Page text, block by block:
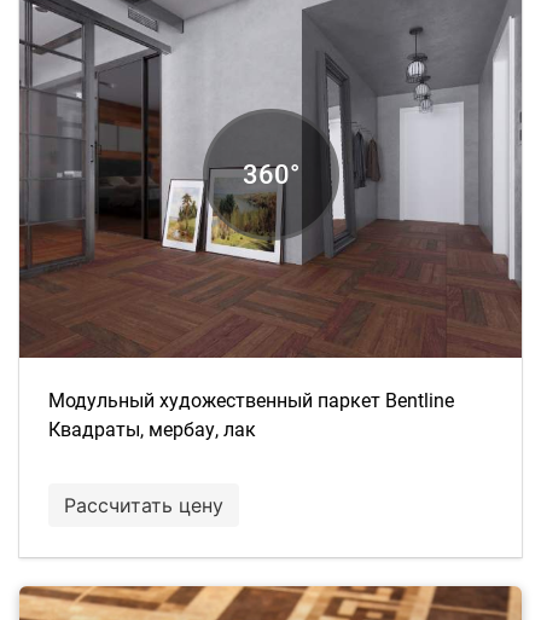
Модульный художественный паркет Bentline
Квадраты, мербау, лак
Рассчитать цену